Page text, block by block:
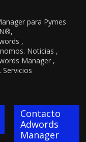
para Pymes
,
Noticias ,
Manager ,
Contacto
Adwords
Manager